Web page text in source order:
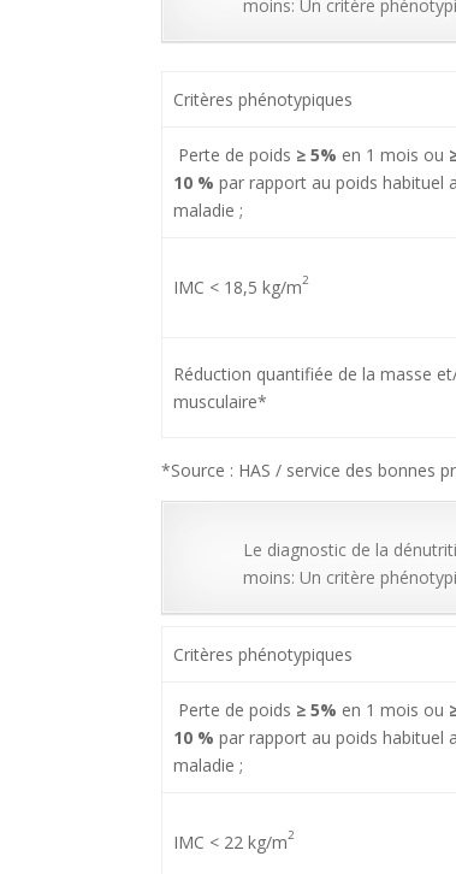
moins: Un critère
Critères phénotypiques
Perte de poids ≥ 5% en 1 mois ou
10 % par rapport au poids habituel
maladie ;
IMC < 18,5 kg/m2
Réduction quantifiée de la masse
musculaire*
*Source : HAS / service des bonnes
Le diagnostic de la
moins: Un critère
Critères phénotypiques
Perte de poids ≥ 5% en 1 mois ou
10 % par rapport au poids habituel
maladie ;
IMC < 22 kg/m2